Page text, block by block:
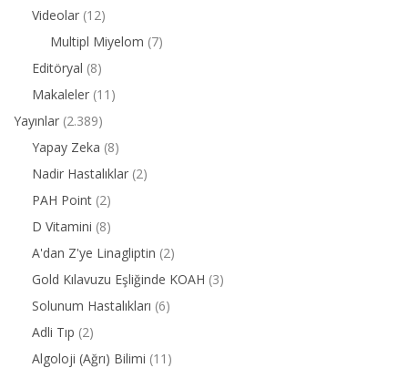
Videolar (12)
Multipl Miyelom (7)
Editöryal (8)
Makaleler (11)
Yayınlar (2.389)
Yapay Zeka (8)
Nadir Hastalıklar (2)
PAH Point (2)
D Vitamini (8)
A'dan Z'ye Linagliptin (2)
Gold Kılavuzu Eşliğinde KOAH (3)
Solunum Hastalıkları (6)
Adli Tıp (2)
Algoloji (Ağrı) Bilimi (11)